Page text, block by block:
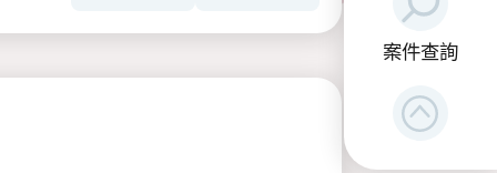
案件查詢